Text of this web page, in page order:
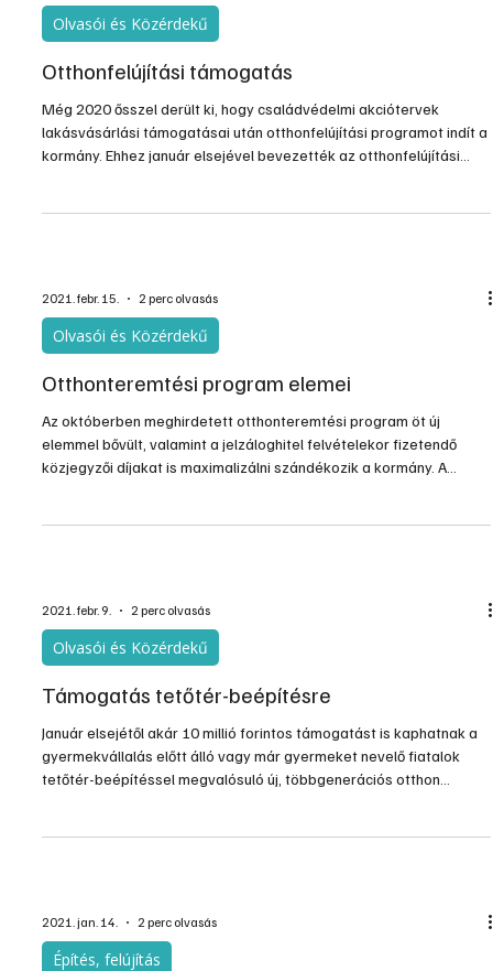
Olvasói és Közérdekű
Otthonfelújítási támogatás
Még 2020 ősszel derült ki, hogy családvédelmi akciótervek
lakásvásárlási támogatásai után otthonfelújítási programot indít a
kormány. Ehhez január elsejével bevezették az otthonfelújítási
2021. febr. 15. 2 perc olvasás
Olvasói és Közérdekű
Otthonteremtési program elemei
Az októberben meghirdetett otthonteremtési program öt új
elemmel bővült, valamint a jelzáloghitel felvételekor fizetendő
közjegyzői díjakat is maximalizálni szándékozik a kormány. A
2021. febr. 9. 2 perc olvasás
Olvasói és Közérdekű
Támogatás tetőtér-beépítésre
Január elsejétől akár 10 millió forintos támogatást is kaphatnak a
gyermekvállalás előtt álló vagy már gyermeket nevelő fiatalok
tetőtér-beépítéssel megvalósuló új, többgenerációs otthon
2021. jan. 14. 2 perc olvasás
Építés, felújítás